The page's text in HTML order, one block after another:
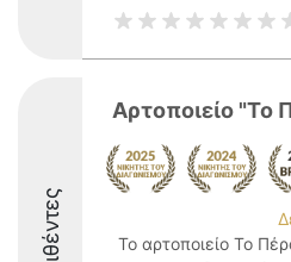
Αρτοποιείο "Το
Το αρτοποιείο Το